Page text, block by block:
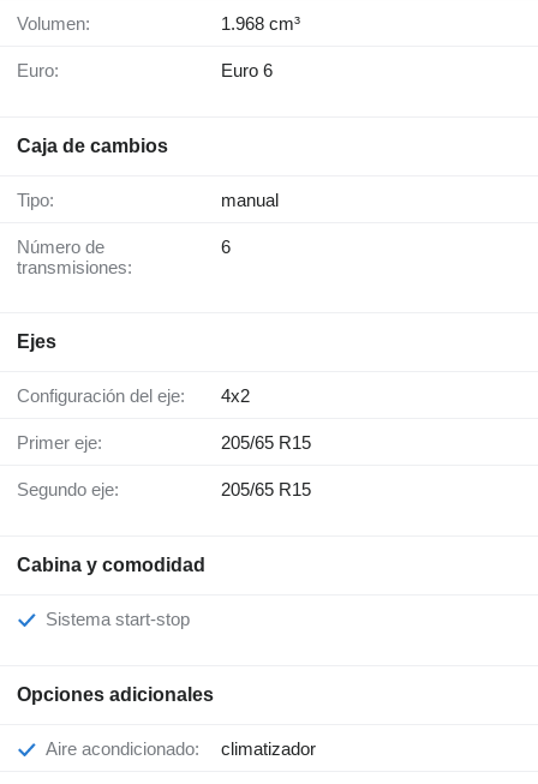
Volumen: 1.968 cm³
Euro: Euro 6
Caja de cambios
Tipo: manual
Número de
transmisiones:
6
Ejes
Configuración del eje: 4x2
Primer eje: 205/65 R15
Segundo eje: 205/65 R15
Cabina y comodidad
Sistema start-stop
Opciones adicionales
Aire acondicionado: climatizador